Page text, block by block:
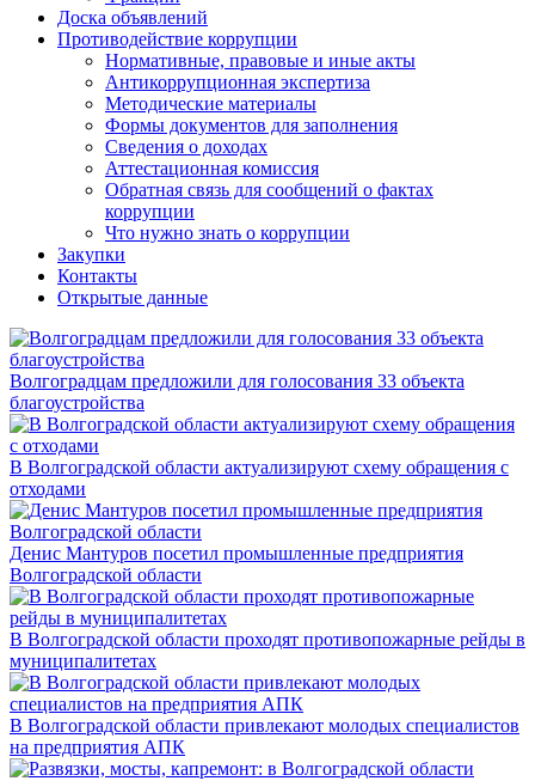
Доска объявлений
Противодействие коррупции
Нормативные, правовые и иные акты
Антикоррупционная экспертиза
Методические материалы
Формы документов для заполнения
Сведения о доходах
Аттестационная комиссия
Обратная связь для сообщений о фактах
коррупции
Что нужно знать о коррупции
Закупки
Контакты
Открытые данные
Волгоградцам предложили для голосования 33 объекта
благоустройства
В Волгоградской области актуализируют схему обращения с
отходами
Денис Мантуров посетил промышленные предприятия
Волгоградской области
В Волгоградской области проходят противопожарные рейды в
муниципалитетах
В Волгоградской области привлекают молодых специалистов
на предприятия АПК